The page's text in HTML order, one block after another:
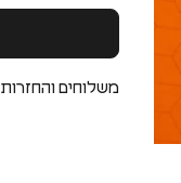
משלוחים והחזרות